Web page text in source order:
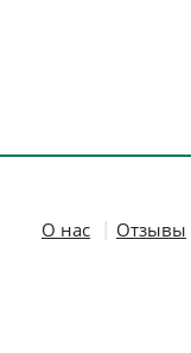
О нас Отзывы